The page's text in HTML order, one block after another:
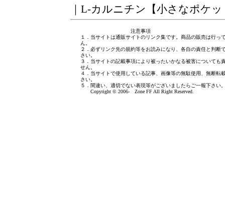
｜ L-カルニチン【小さなポケッ
注意事項
１．当サイトは通販サイトのリンク集です。商品の販売は行っ
ん。
２．必ずリンク先の規約等をお読みになり、各自の責任と判断
さい。
３．当サイトの記載事項により被ったいかなる被害についても
せん。
４．当サイトで使用している記事、画像等の無駄使用、無断転
さい。
５．間違い、適切でない表現等がございましたら ご一報下さい
Copyright © 2006- Zone FF All Right Reserved.